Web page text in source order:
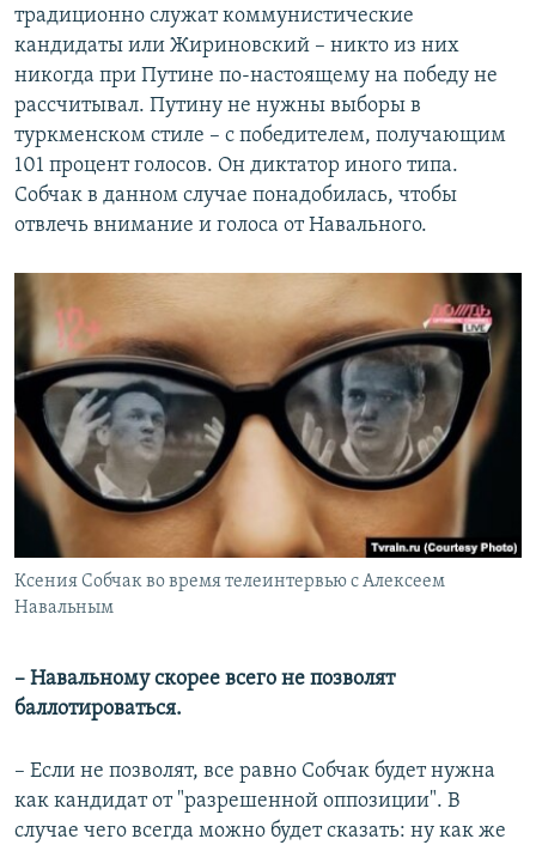
традиционно служат коммунистические
кандидаты или Жириновский – никто из них
никогда при Путине по-настоящему на победу не
рассчитывал. Путину не нужны выборы в
туркменском стиле – с победителем, получающим
101 процент голосов. Он диктатор иного типа.
Собчак в данном случае понадобилась, чтобы
отвлечь внимание и голоса от Навального.
Ксения Собчак во время телеинтервью с Алексеем
Навальным
– Навальному скорее всего не позволят
баллотироваться.
– Если не позволят, все равно Собчак будет нужна
как кандидат от "разрешенной оппозиции". В
случае чего всегда можно будет сказать: ну как же